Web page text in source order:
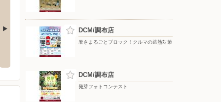
信中!
暑さまるごとブロック！クルマの
遮熱対策
【DCMアプリ会員さま限定】特別
DCM/調布店
暑さまるごとブロック！クルマの遮熱対策
DCM/調布店
発芽フォトコンテスト